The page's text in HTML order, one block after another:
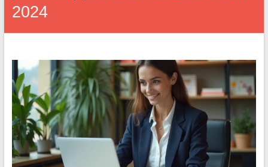
2024